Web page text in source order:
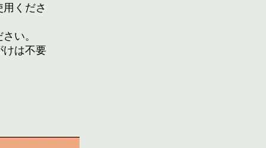
くださ
い。
けは不要